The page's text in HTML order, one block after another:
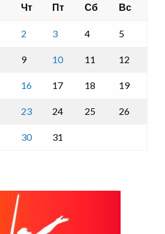
Чт Пт Сб Вс
2 3 4 5
9 10 11 12
16 17 18 19
23 24 25 26
30 31